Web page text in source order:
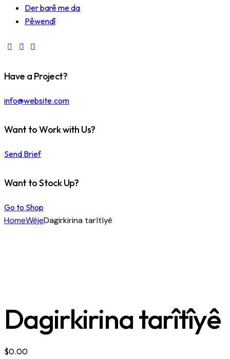
Der barê me da
Pêwendî
Have a Project?
info@website.com
Want to Work with Us?
Send Brief
Want to Stock Up?
Go to Shop
HomeWêjeDagirkirina tarîtîyê
Dagirkirina tarîtîyê
$0.00